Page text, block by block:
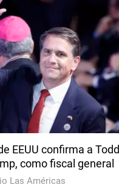
EEUU confirma a
como fiscal general
Las Américas